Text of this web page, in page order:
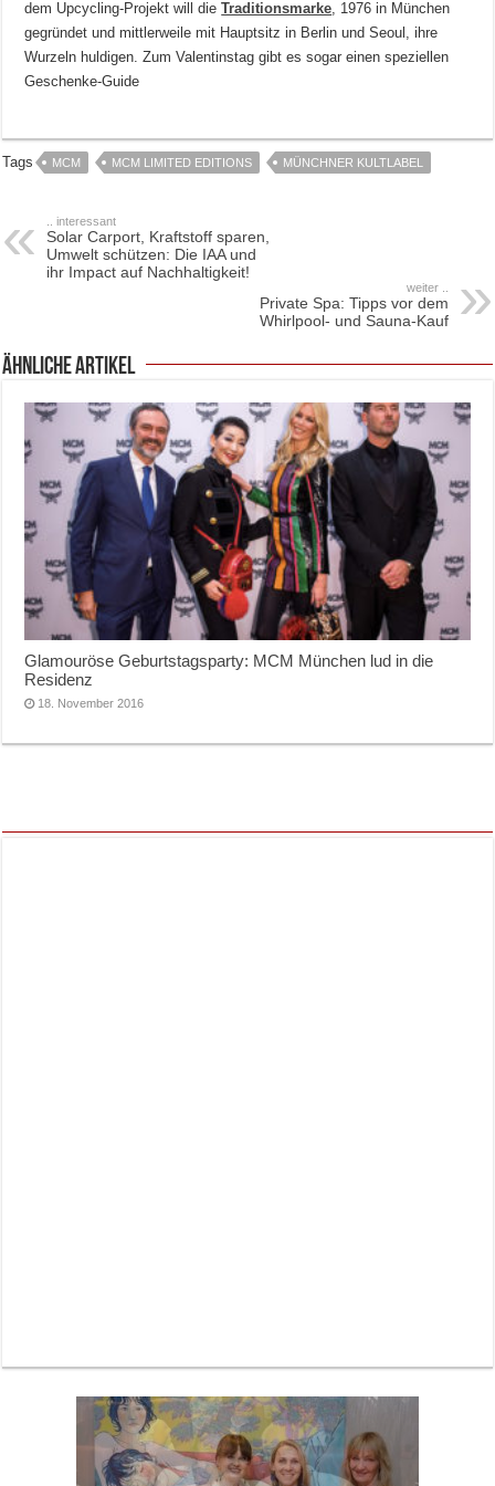
dem Upcycling-Projekt will dieTraditionsmarke, 1976 in München
gegründet und mittlerweile mit Hauptsitz in Berlin und Seoul, ihre
Wurzeln huldigen. Zum Valentinstag gibt es sogar einen speziellen
Geschenke-Guide
Tags MCM MCM LIMITED EDITIONS MÜNCHNER KULTLABEL
.. interessant
Solar Carport, Kraftstoff sparen,
Umwelt schützen: Die IAA und
ihr Impact auf Nachhaltigkeit!
weiter ..
Private Spa: Tipps vor dem
Whirlpool- und Sauna-Kauf
ähnliche Artikel
Glamouröse Geburtstagsparty: MCM München lud in die
Residenz
18. November 2016